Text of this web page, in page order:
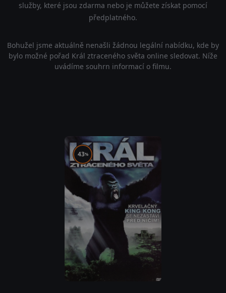
služby, které jsou zdarma nebo je můžete získat pomocí
předplatného.
Bohužel jsme aktuálně nenašli žádnou legální nabídku, kde by
bylo možné pořad Král ztraceného světa online sledovat. Níže
uvádíme souhrn informací o filmu.
43%